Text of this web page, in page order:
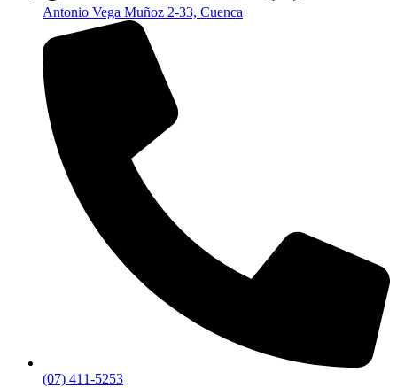
Antonio Vega Muñoz 2-33, Cuenca
(07) 411-5253